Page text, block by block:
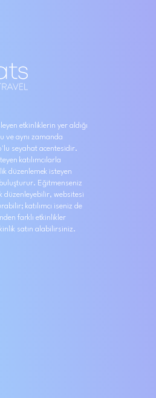
etkinliklerin yer aldığı
ve aynı zamanda
seyahat acentesidir.
katılımcılarla
düzenlemek isteyen
Eğitmenseniz
düzenleyebilir, websitesi
katılımcı iseniz de
farklı etkinlikler
satın alabilirsiniz.